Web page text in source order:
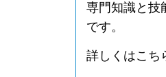
専門知識と技
です。
詳しくはこち